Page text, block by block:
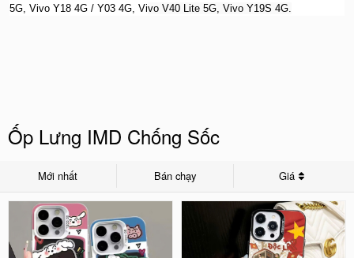
5G, Vivo Y18 4G / Y03 4G, Vivo V40 Lite 5G, Vivo Y19S 4G.
Ốp Lưng IMD Chống Sốc
Mới nhất Bán chạy Giá